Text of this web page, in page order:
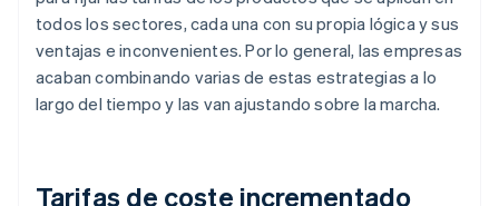
todos los sectores, cada una con su propia lógica y sus
ventajas e inconvenientes. Por lo general, las empresas
acaban combinando varias de estas estrategias a lo
largo del tiempo y las van ajustando sobre la marcha.
Tarifas de coste incrementado